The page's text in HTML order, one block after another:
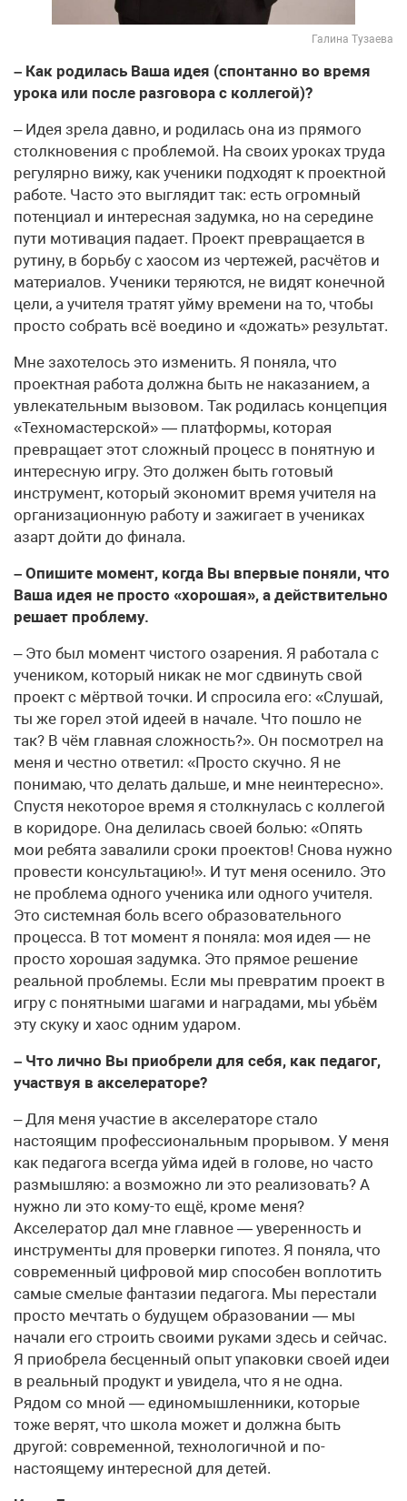
Галина Тузаева
– Как родилась Ваша идея (спонтанно во время
урока или после разговора с коллегой)?
– Идея зрела давно, и родилась она из прямого
столкновения с проблемой. На своих уроках труда
регулярно вижу, как ученики подходят к проектной
работе. Часто это выглядит так: есть огромный
потенциал и интересная задумка, но на середине
пути мотивация падает. Проект превращается в
рутину, в борьбу с хаосом из чертежей, расчётов и
материалов. Ученики теряются, не видят конечной
цели, а учителя тратят уйму времени на то, чтобы
просто собрать всё воедино и «дожать» результат.
Мне захотелось это изменить. Я поняла, что
проектная работа должна быть не наказанием, а
увлекательным вызовом. Так родилась концепция
«Техномастерской» — платформы, которая
превращает этот сложный процесс в понятную и
интересную игру. Это должен быть готовый
инструмент, который экономит время учителя на
организационную работу и зажигает в учениках
азарт дойти до финала.
– Опишите момент, когда Вы впервые поняли, что
Ваша идея не просто «хорошая», а действительно
решает проблему.
– Это был момент чистого озарения. Я работала с
учеником, который никак не мог сдвинуть свой
проект с мёртвой точки. И спросила его: «Слушай,
ты же горел этой идеей в начале. Что пошло не
так? В чём главная сложность?». Он посмотрел на
меня и честно ответил: «Просто скучно. Я не
понимаю, что делать дальше, и мне неинтересно».
Спустя некоторое время я столкнулась с коллегой
в коридоре. Она делилась своей болью: «Опять
мои ребята завалили сроки проектов! Снова нужно
провести консультацию!». И тут меня осенило. Это
не проблема одного ученика или одного учителя.
Это системная боль всего образовательного
процесса. В тот момент я поняла: моя идея — не
просто хорошая задумка. Это прямое решение
реальной проблемы. Если мы превратим проект в
игру с понятными шагами и наградами, мы убьём
эту скуку и хаос одним ударом.
– Что лично Вы приобрели для себя, как педагог,
участвуя в акселераторе?
– Для меня участие в акселераторе стало
настоящим профессиональным прорывом. У меня
как педагога всегда уйма идей в голове, но часто
размышляю: а возможно ли это реализовать? А
нужно ли это кому-то ещё, кроме меня?
Акселератор дал мне главное — уверенность и
инструменты для проверки гипотез. Я поняла, что
современный цифровой мир способен воплотить
самые смелые фантазии педагога. Мы перестали
просто мечтать о будущем образовании — мы
начали его строить своими руками здесь и сейчас.
Я приобрела бесценный опыт упаковки своей идеи
в реальный продукт и увидела, что я не одна.
Рядом со мной — единомышленники, которые
тоже верят, что школа может и должна быть
другой: современной, технологичной и по-
настоящему интересной для детей.